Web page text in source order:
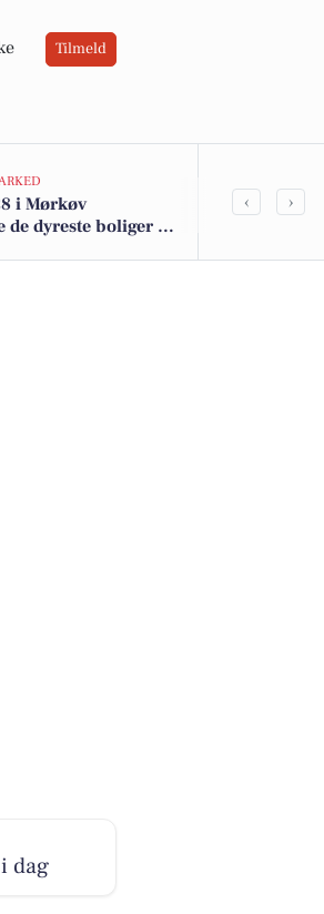
Tilmeld
i Mørkøv
de dyreste boliger til
Top 6 over
‹ ›
dag